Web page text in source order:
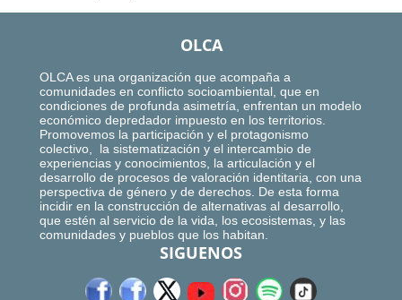
OLCA
OLCA es una organización que acompaña a
comunidades en conflicto socioambiental, que en
condiciones de profunda asimetría, enfrentan un modelo
económico depredador impuesto en los territorios.
Promovemos la participación y el protagonismo
colectivo, la sistematización y el intercambio de
experiencias y conocimientos, la articulación y el
desarrollo de procesos de valoración identitaria, con una
perspectiva de género y de derechos. De esta forma
incidir en la construcción de alternativas al desarrollo,
que estén al servicio de la vida, los ecosistemas, y las
comunidades y pueblos que los habitan.
SIGUENOS